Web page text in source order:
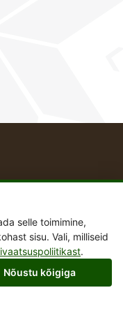
vald, Saare maakond
selle toimimine,
sisu. Vali, milliseid
.
Nõustu kõigiga